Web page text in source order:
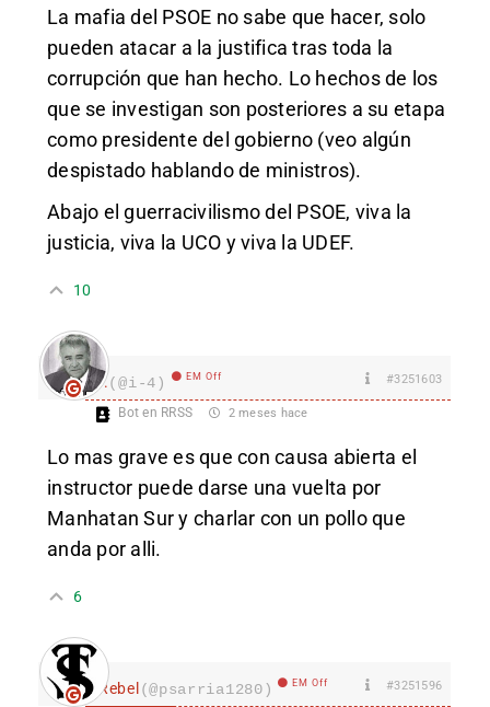
La mafia del PSOE no sabe que hacer, solo
pueden atacar a la justifica tras toda la
corrupción que han hecho. Lo hechos de los
que se investigan son posteriores a su etapa
como presidente del gobierno (veo algún
despistado hablando de ministros).
Abajo el guerracivilismo del PSOE, viva la
justicia, viva la UCO y viva la UDEF.
10
I.(@i-4) EM Off #3251603
Bot en RRSS 2 meses hace
Lo mas grave es que con causa abierta el
instructor puede darse una vuelta por
Manhatan Sur y charlar con un pollo que
anda por alli.
6
Rebel(@psarria1280) EM Off #3251596